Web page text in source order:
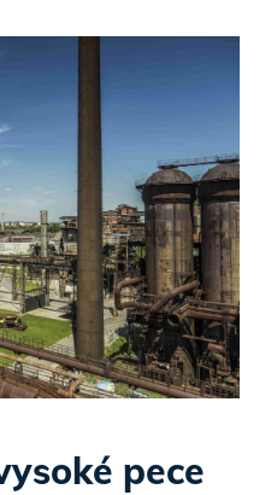
pece